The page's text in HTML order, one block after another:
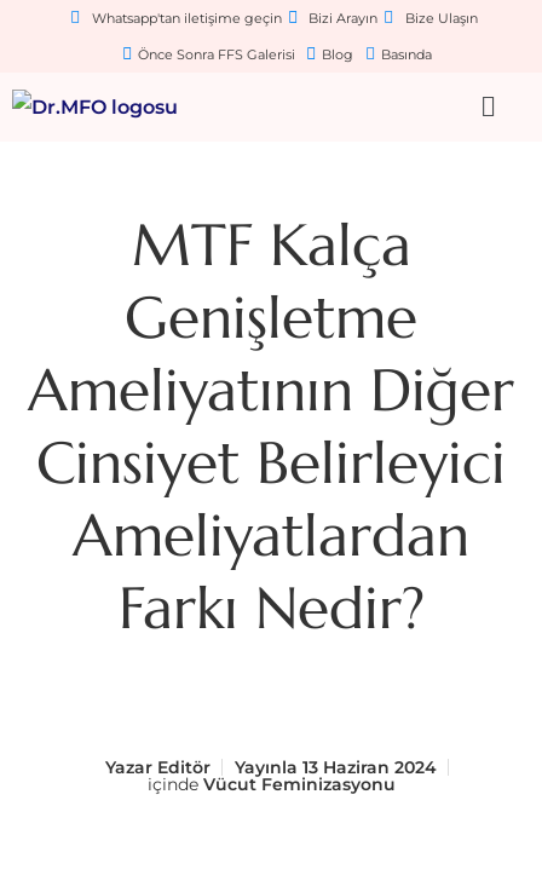
Whatsapp'tan iletişime geçin Bizi Arayın Bize Ulaşın
Önce Sonra FFS Galerisi Blog Basında
MTF Kalça
Genişletme
Ameliyatının Diğer
Cinsiyet Belirleyici
Ameliyatlardan
Farkı Nedir?
Yazar Editör Yayınla 13 Haziran 2024
içinde Vücut Feminizasyonu